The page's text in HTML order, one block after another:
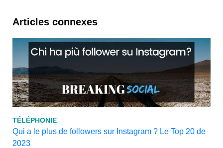
Articles connexes
TÉLÉPHONIE
Qui a le plus de followers sur Instagram ? Le Top 20 de
2023